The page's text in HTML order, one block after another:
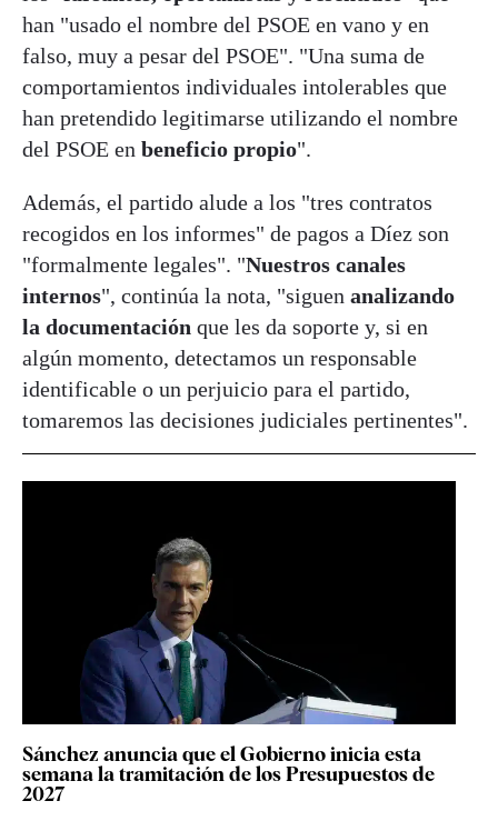
han "usado el nombre del PSOE en vano y en
falso, muy a pesar del PSOE". "Una suma de
comportamientos individuales intolerables que
han pretendido legitimarse utilizando el nombre
del PSOE en beneficio propio".
Además, el partido alude a los "tres contratos
recogidos en los informes" de pagos a Díez son
"formalmente legales". "Nuestros canales
internos", continúa la nota, "siguen analizando
la documentación que les da soporte y, si en
algún momento, detectamos un responsable
identificable o un perjuicio para el partido,
tomaremos las decisiones judiciales pertinentes".
Sánchez anuncia que el Gobierno inicia esta
semana la tramitación de los Presupuestos de
2027